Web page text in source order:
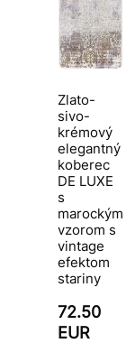
Zlato-
sivo-
krémový
elegantný
koberec
DE LUXE
s
marockým
vzorom s
vintage
efektom
stariny
72.50
EUR